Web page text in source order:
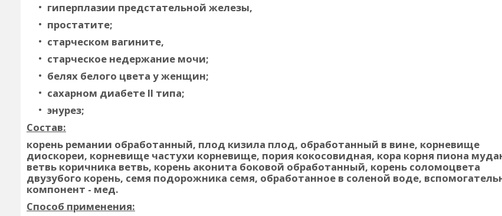
гиперплазии предстательной железы,
простатите;
старческом вагините,
старческое недержание мочи;
белях белого цвета у женщин;
сахарном диабете ІІ типа;
энурез;
Состав:
корень ремании обработанный, плод кизила плод, обработанный в вине, корневище
диоскореи, корневище частухи корневище, пория кокосовидная, кора корня пиона
ветвь коричника ветвь, корень аконита боковой обработанный, корень соломоцвета
двузубого корень, семя подорожника семя, обработанное в соленой воде,
компонент - мед.
Способ применения: